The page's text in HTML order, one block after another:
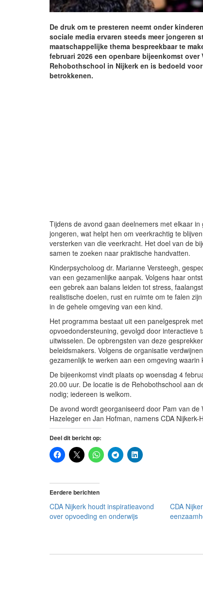
De druk om te presteren neemt onder
sociale media ervaren steeds meer jongeren
maatschappelijke thema bespreekbaar te
februari 2026 een openbare bijeenkomst
Rehobothschool in Nijkerk en is bedoeld
betrokkenen.
Tijdens de avond gaan deelnemers met elkaar
jongeren, wat helpt hen om veerkrachtig te
versterken van die veerkracht. Het doel van de
samen te zoeken naar praktische handvatten.
Kinderpsycholoog dr. Marianne Versteegh,
van een gezamenlijke aanpak. Volgens haar
een gebrek aan balans leiden tot stress,
realistische doelen, rust en ruimte om te falen
in de gehele omgeving van een kind.
Het programma bestaat uit een panelgesprek
opvoedondersteuning, gevolgd door
uitwisselen. De opbrengsten van deze
beleidsmakers. Volgens de organisatie
gezamenlijk te werken aan een omgeving
De bijeenkomst vindt plaats op woensdag 4
20.00 uur. De locatie is de Rehobothschool aan
nodig; iedereen is welkom.
De avond wordt georganiseerd door Pam van
Hazeleger en Jan Hofman, namens CDA Nijkerk-
Deel dit bericht op:
Eerdere berichten
CDA Nijkerk houdt inspiratieavond
over opvoeding en onderwijs
CDA